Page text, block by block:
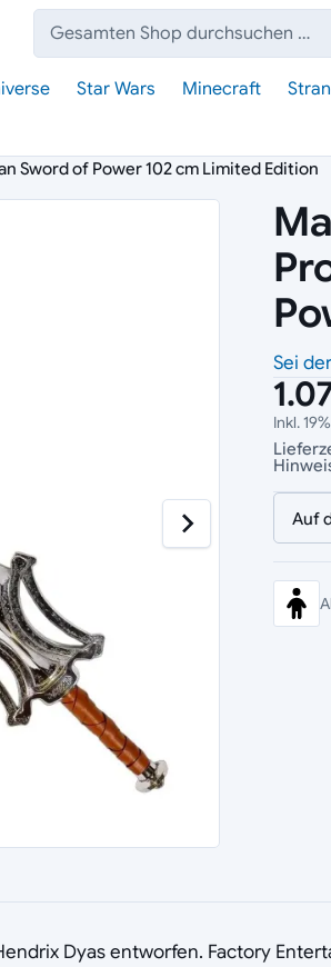
Suche:
Star Wars Minecraft
Sword of Power 102 cm Limited Edition
Sei
Inkl.
Auf
Dyas entworfen. Factory